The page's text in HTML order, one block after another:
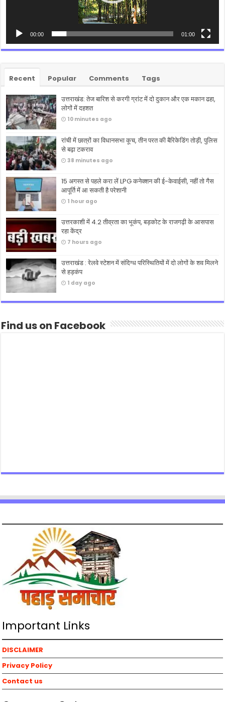
00:00 01:00
Recent Popular Comments Tags
उत्तराखंड: तेज बारिश से करगी ग्रांट में दो दुकान और एक मकान ढहा,
लोगों में दहशत
10 minutes ago
रांची में छात्रों का विधानसभा कूच, तीन परत की बैरिकेडिंग तोड़ी, पुलिस
से बढ़ा टकराव
38 minutes ago
15 अगस्त से पहले करा लें LPG कनेक्शन की ई-केवाईसी, नहीं तो गैस
आपूर्ति में आ सकती है परेशानी
1 hour ago
उत्तरकाशी में 4.2 तीव्रता का भूकंप, बड़कोट के राजगढ़ी के आसपास
रहा केंद्र
7 hours ago
उत्तराखंड : रेलवे स्टेशन में संदिग्ध परिस्थितियों में दो लोगों के शव मिलने
से हड़कंप
1 day ago
Find us on Facebook
Important Links
DISCLAIMER
Privacy Policy
Contact us